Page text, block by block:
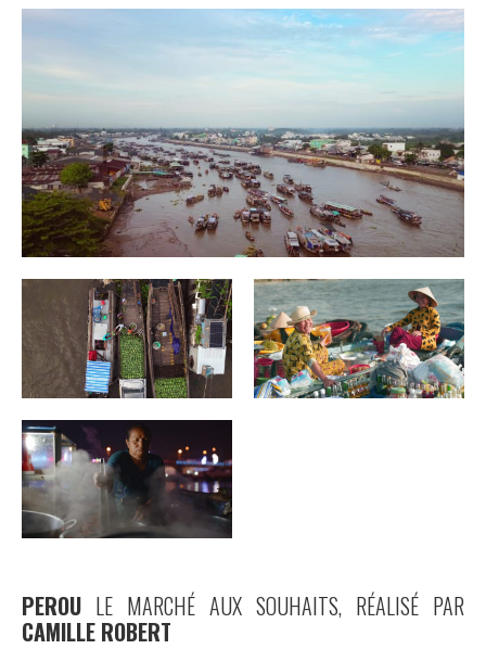
PEROU LE MARCHÉ AUX SOUHAITS, RÉALISÉ PAR
CAMILLE ROBERT